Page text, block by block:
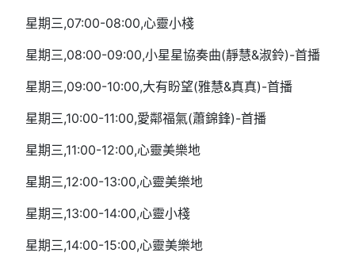
星期三,07:00-08:00,心靈小棧
星期三,08:00-09:00,小星星協奏曲(靜慧&淑鈴)-首播
星期三,09:00-10:00,大有盼望(雅慧&真真)-首播
星期三,10:00-11:00,愛鄰福氣(蕭錦鋒)-首播
星期三,11:00-12:00,心靈美樂地
星期三,12:00-13:00,心靈美樂地
星期三,13:00-14:00,心靈小棧
星期三,14:00-15:00,心靈美樂地